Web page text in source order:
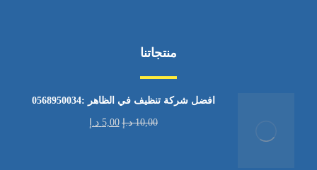
منتجاتنا
افضل شركة تنظيف في الظاهر :0568950034
10,00 د.إ 5,00 د.إ